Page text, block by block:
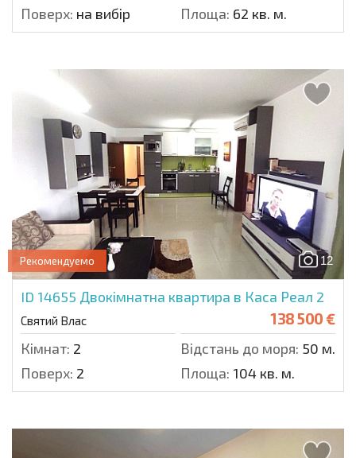
Поверх: на вибір Площа: 62 кв. м.
12
Рекомендуемо
ID 14655 Двокімнатна квартира в Каса Реал 2
Святий Влас 138 500 €
Кімнат: 2 Відстань до моря: 50 м.
Поверх: 2 Площа: 104 кв. м.